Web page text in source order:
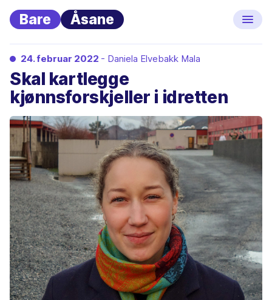
Bare Åsane
24. februar 2022 - Daniela Elvebakk Mala
Skal kartlegge
kjønnsforskjeller i idretten